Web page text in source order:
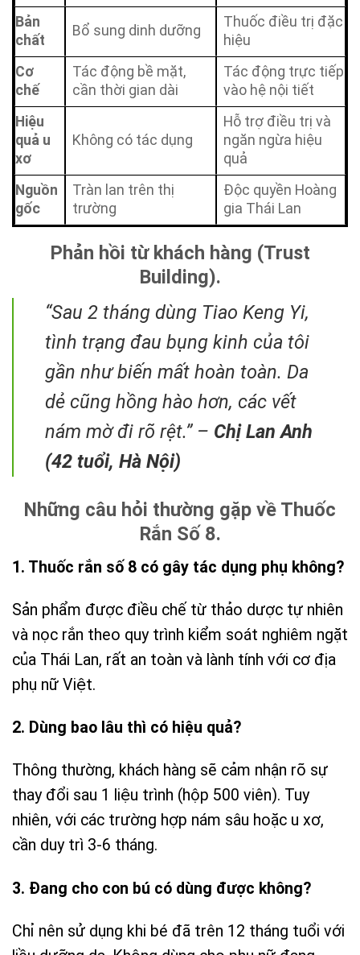
Bản
chất
Bổ sung dinh dưỡng
Thuốc điều trị đặc
hiệu
Cơ
chế
Tác động bề mặt,
cần thời gian dài
Tác động trực tiếp
vào hệ nội tiết
Hiệu
quả u
xơ
Không có tác dụng
Hỗ trợ điều trị và
ngăn ngừa hiệu
quả
Nguồn
gốc
Tràn lan trên thị
trường
Độc quyền Hoàng
gia Thái Lan
Phản hồi từ khách hàng (Trust
Building).
“Sau 2 tháng dùng Tiao Keng Yi,
tình trạng đau bụng kinh của tôi
gần như biến mất hoàn toàn. Da
dẻ cũng hồng hào hơn, các vết
nám mờ đi rõ rệt.” – Chị Lan Anh
(42 tuổi, Hà Nội)
Những câu hỏi thường gặp về Thuốc
Rắn Số 8.
1. Thuốc rắn số 8 có gây tác dụng phụ không?
Sản phẩm được điều chế từ thảo dược tự nhiên
và nọc rắn theo quy trình kiểm soát nghiêm ngặt
của Thái Lan, rất an toàn và lành tính với cơ địa
phụ nữ Việt.
2. Dùng bao lâu thì có hiệu quả?
Thông thường, khách hàng sẽ cảm nhận rõ sự
thay đổi sau 1 liệu trình (hộp 500 viên). Tuy
nhiên, với các trường hợp nám sâu hoặc u xơ,
cần duy trì 3-6 tháng.
3. Đang cho con bú có dùng được không?
Chỉ nên sử dụng khi bé đã trên 12 tháng tuổi với